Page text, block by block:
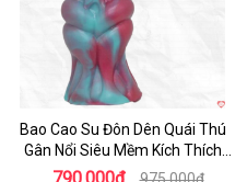
Bao Cao Su Đôn Dên Quái Thú
Gân Nổi Siêu Mềm Kích Thích
Tột Đỉnh